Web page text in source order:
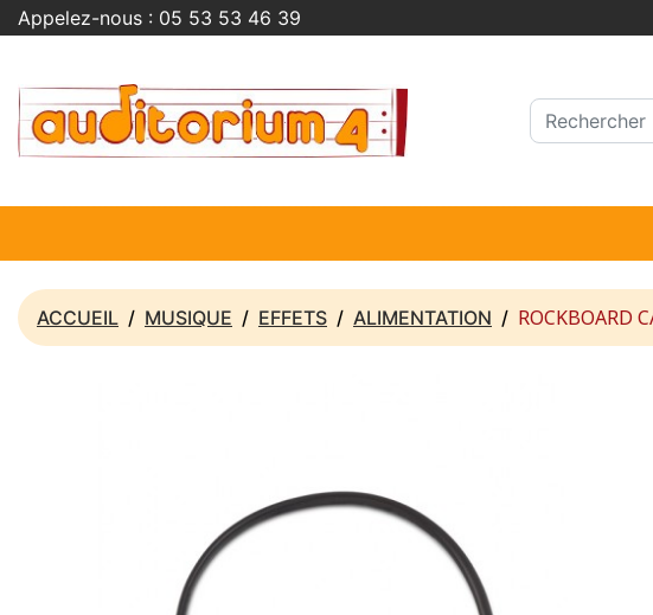
Appelez-nous : 05 53 53 46 39
ACCUEIL MUSIQUE EFFETS ALIMENTATION ROCKBOARD